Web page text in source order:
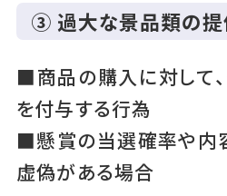
③ 過大な景品類の提
■商品の購入に対して
を付与する行為
■懸賞の当選確率や内
虚偽がある場合